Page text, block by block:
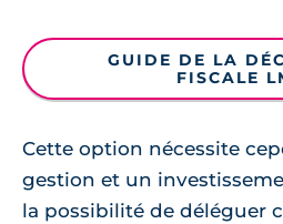
GUIDE DE LA
FISCALE
Cette option nécessite
gestion et un
la possibilité de déléguer